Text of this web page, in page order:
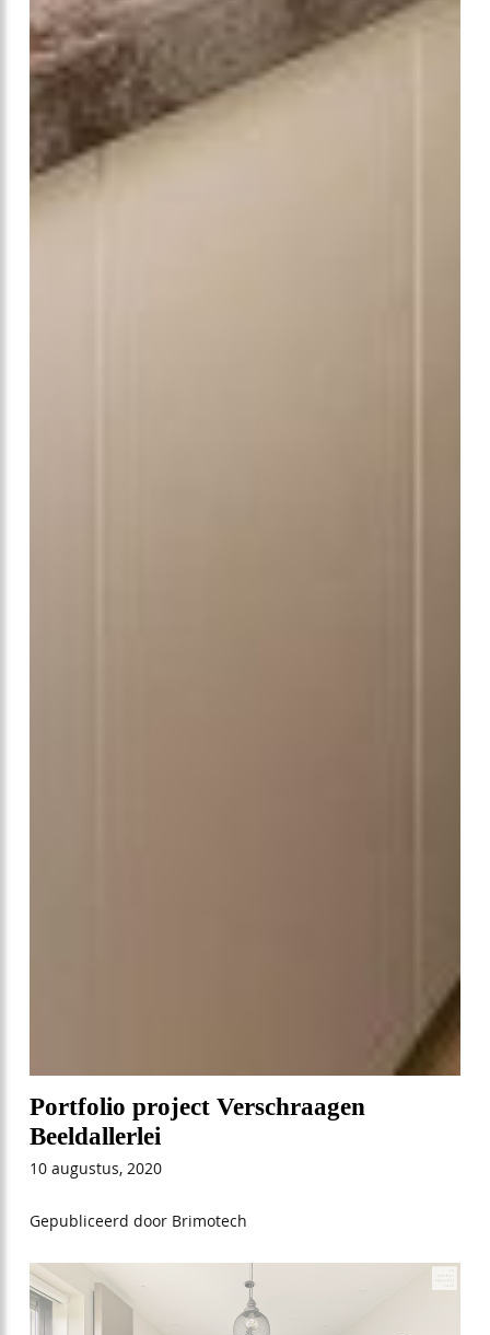
Portfolio project Verschraagen
Beeldallerlei
10 augustus, 2020
Gepubliceerd door Brimotech